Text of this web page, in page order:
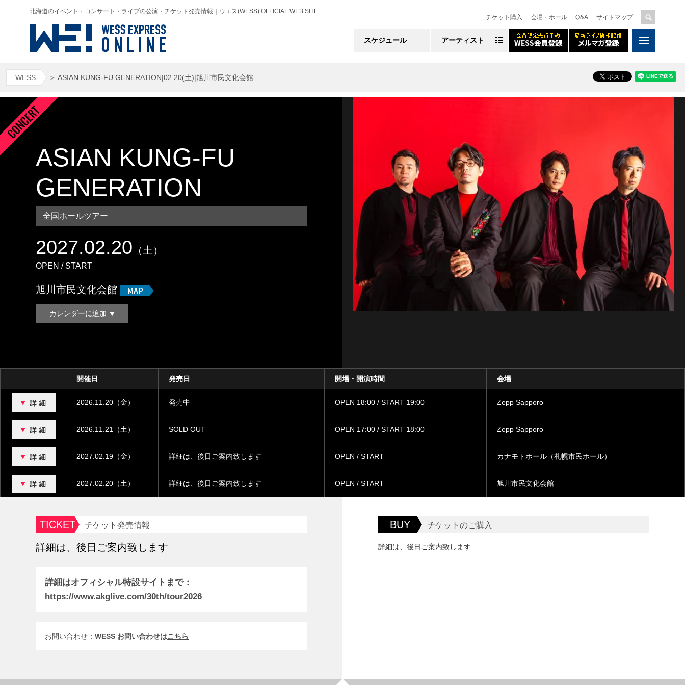
北海道のイベント・コンサート・ライブの公演・チケット発売情報｜ウエス(WESS) OFFICIAL WEB SITE
チケット購入
会場・ホール Q&A サイトマップ
スケジュール アーティスト
WESS ＞ ASIAN KUNG-FU GENERATION|02.20(土)|旭川市民文化会館
ASIAN KUNG-FU
GENERATION
全国ホールツアー
2027.02.20 （土）
OPEN / START
旭川市民文化会館
カレンダーに追加
開催日 発売日 開場・開演時間 会場
2026.11.20（金） 発売中 OPEN 18:00 / START 19:00 Zepp Sapporo
2026.11.21（土） SOLD OUT OPEN 17:00 / START 18:00 Zepp Sapporo
2027.02.19（金） 詳細は、後日ご案内致します OPEN / START カナモトホール（札幌市民ホール）
2027.02.20（土） 詳細は、後日ご案内致します OPEN / START 旭川市民文化会館
TICKET チケット発売情報
詳細は、後日ご案内致します
詳細はオフィシャル特設サイトまで：
https://www.akglive.com/30th/tour2026
お問い合わせ： WESS お問い合わせはこちら
BUY チケットのご購入
詳細は、後日ご案内致します